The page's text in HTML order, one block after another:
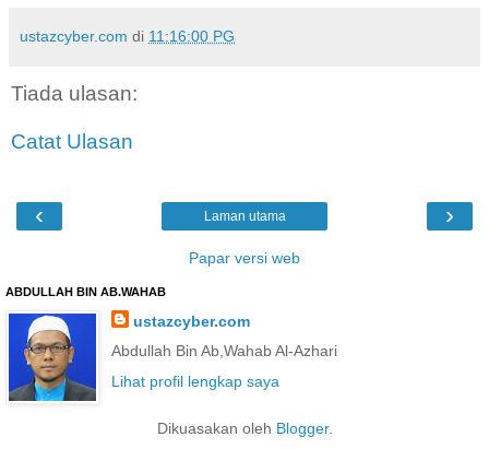
ustazcyber.com di 11:16:00 PG
Tiada ulasan:
Catat Ulasan
‹ ›
Laman utama
Papar versi web
ABDULLAH BIN AB.WAHAB
ustazcyber.com
Abdullah Bin Ab,Wahab Al-Azhari
Lihat profil lengkap saya
Dikuasakan oleh Blogger.